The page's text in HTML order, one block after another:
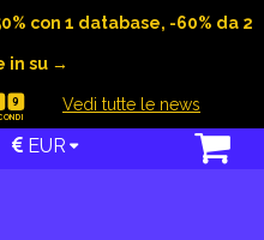
con 1 database, -60% da 2
in su →
8 Vedi tutte le news
EUR